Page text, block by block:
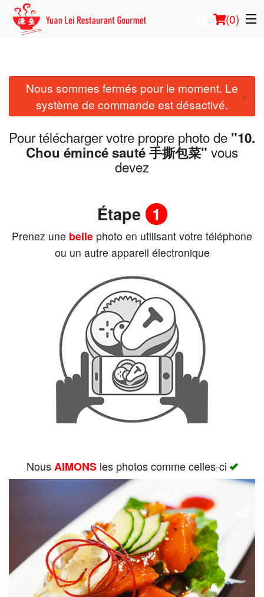
(0)
Commander en ligne
Emplacement
Français
Panier (0)
Nous sommes fermés pour le moment. Le
système de commande est désactivé.
×
Pour télécharger votre propre photo de "10.
Chou émincé sauté 手撕包菜" vous
devez
Étape 1
Prenez une belle photo en utilisant votre téléphone
ou un autre appareil électronique
NousAIMONSles photos comme celles-ci